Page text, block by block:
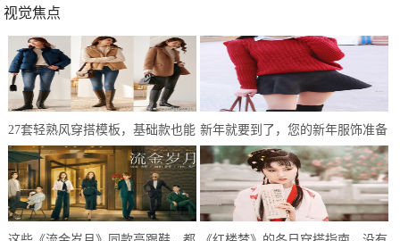
视觉焦点
27套轻熟风穿搭模板，基础款也能
简约不单调，冬末初春就这样穿
新年就要到了，您的新年服饰准备
好了吗？